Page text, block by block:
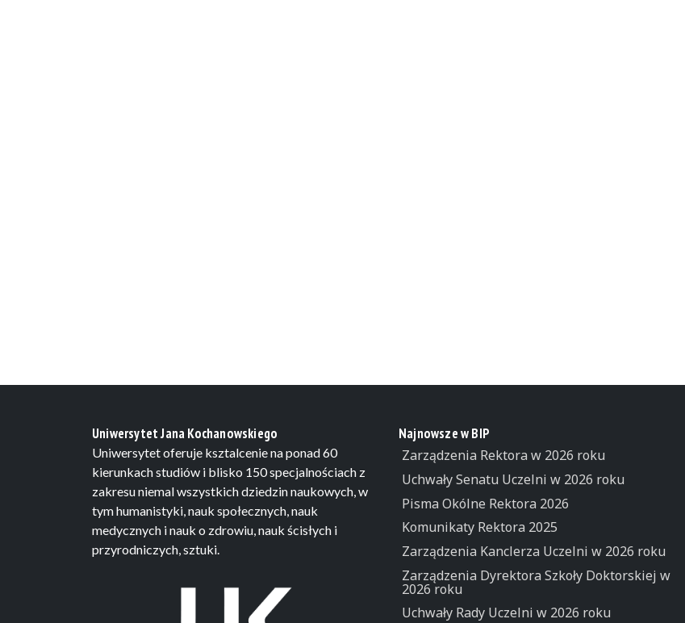
Uniwersytet Jana Kochanowskiego
Uniwersytet oferuje ksztalcenie na ponad 60
kierunkach studiów i blisko 150 specjalnościach z
zakresu niemal wszystkich dziedzin naukowych, w
tym humanistyki, nauk społecznych, nauk
medycznych i nauk o zdrowiu, nauk ścisłych i
przyrodniczych, sztuki.
Najnowsze w BIP
Zarządzenia Rektora w 2026 roku
Uchwały Senatu Uczelni w 2026 roku
Pisma Okólne Rektora 2026
Komunikaty Rektora 2025
Zarządzenia Kanclerza Uczelni w 2026 roku
Zarządzenia Dyrektora Szkoły Doktorskiej w
2026 roku
Uchwały Rady Uczelni w 2026 roku